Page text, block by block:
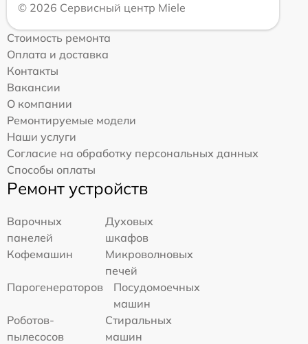
© 2026 Сервисный центр Miele
Стоимость ремонта
Оплата и доставка
Контакты
Вакансии
О компании
Ремонтируемые модели
Наши услуги
Согласие на обработку персональных данных
Способы оплаты
Ремонт устройств
Варочных
панелей
Духовых
шкафов
Кофемашин
Микроволновых
печей
Парогенераторов
Посудомоечных
машин
Роботов-
пылесосов
Стиральных
машин